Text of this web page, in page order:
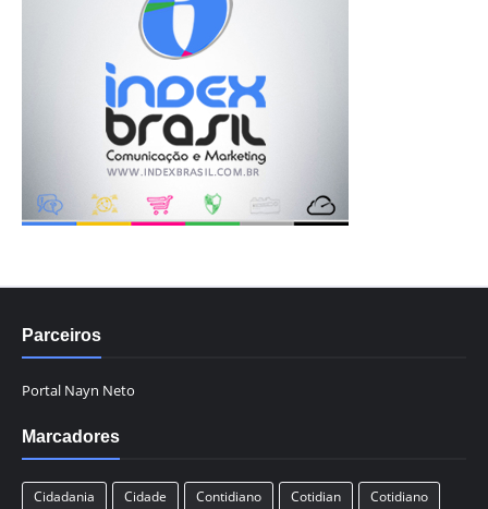
Parceiros
Portal Nayn Neto
Marcadores
Cidadania Cidade Contidiano Cotidian Cotidiano